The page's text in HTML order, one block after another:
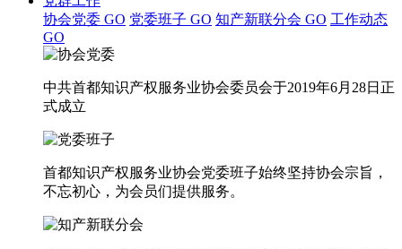
协会党委 GO 党委班子 GO 知产新联分会 GO 工作动态
GO
中共首都知识产权服务业协会委员会于2019年6月28日正
式成立
首都知识产权服务业协会党委班子始终坚持协会宗旨，
不忘初心，为会员们提供服务。